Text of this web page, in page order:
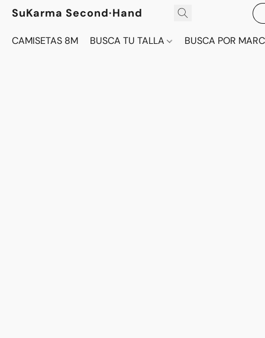
SuKarma Second·Hand
CAMISETAS 8M BUSCA TU TALLA BUSCA POR